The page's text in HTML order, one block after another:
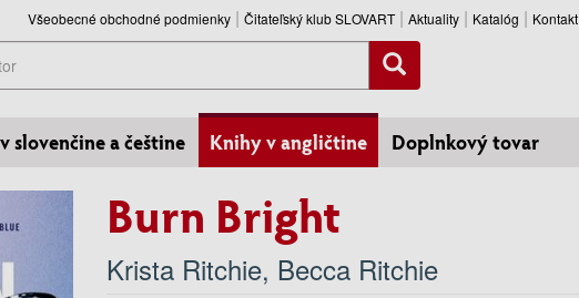
Všeobecné obchodné podmienky Čitateľský klub SLOVART Aktuality Katalóg Kontakt
slovenčine a češtine Knihy v angličtine Doplnkový tovar
Burn Bright
Krista Ritchie, Becca Ritchie